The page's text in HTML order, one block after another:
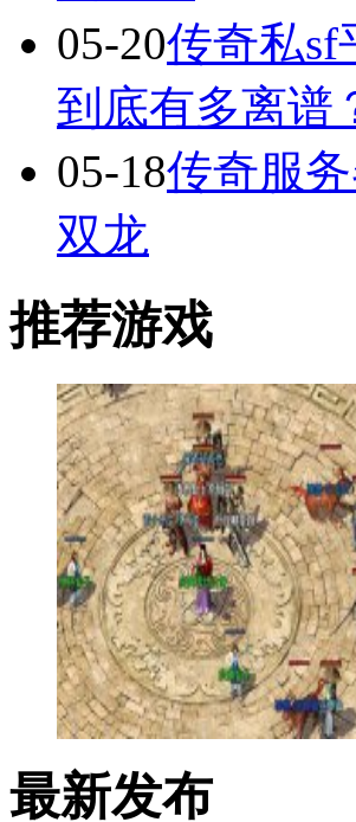
05-20传奇私sf
到底有多离谱
05-18传奇服
双龙
推荐游戏
最新发布